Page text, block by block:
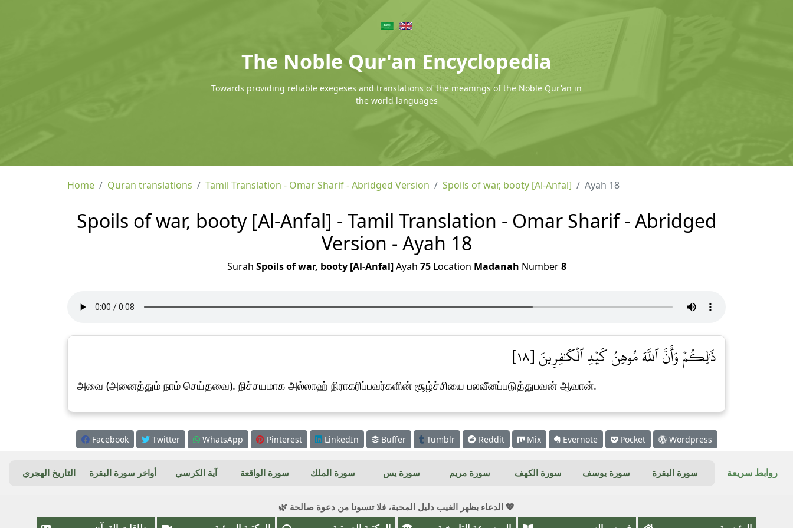
The Noble Qur'an Encyclopedia
Towards providing reliable exegeses and translations of the meanings of the Noble Qur'an in
the world languages
Home Quran translations Tamil Translation - Omar Sharif - Abridged Version Spoils of war, booty [Al-Anfal] Ayah 18
Spoils of war, booty [Al-Anfal] - Tamil Translation - Omar Sharif - Abridged
Version - Ayah 18
Surah Spoils of war, booty [Al-Anfal]Ayah 75Location Madanah Number8
ذَٰلِكُمۡ وَأَنَّ ٱللَّهَ مُوهِنُ كَيۡدِ ٱلۡكَٰفِرِينَ [١٨]
அவை (அனைத்தும் நாம் செய்தவை). நிச்சயமாக அல்லாஹ் நிராகரிப்பவர்களின் சூழ்ச்சியை பலவீனப்படுத்துபவன் ஆவான்.
Facebook Twitter WhatsApp Pinterest LinkedIn Buffer Tumblr Reddit Mix Evernote Pocket Wordpress
روابط سريعة سورة البقرة سورة يوسف سورة الكهف سورة مريم سورة يس سورة الملك سورة الواقعة آية الكرسي أواخر سورة البقرة التاريخ الهجري
💖 الدعاء بظهر الغيب دليل المحبة، فلا تنسونا من دعوة صالحة 🌿